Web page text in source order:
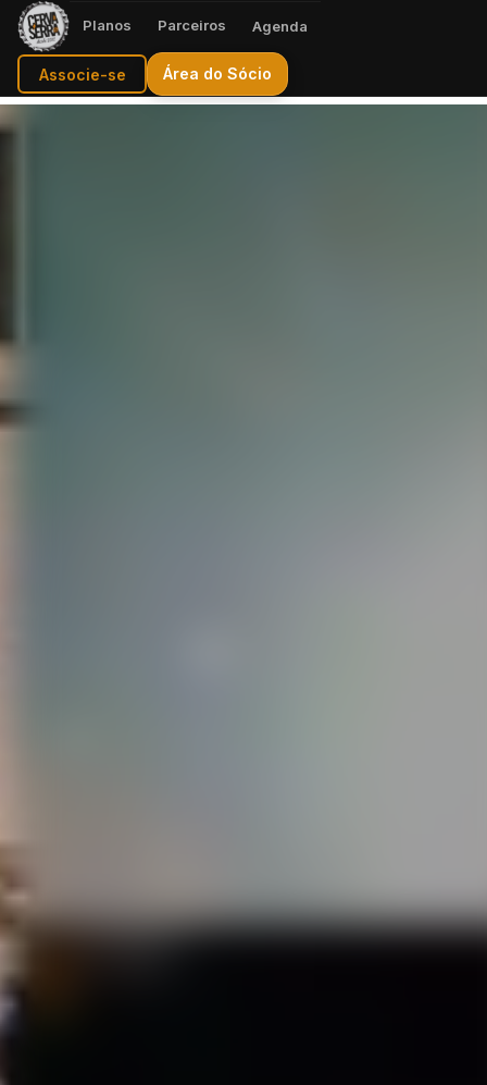
Planos Parceiros Agenda
Associe-se Área do Sócio